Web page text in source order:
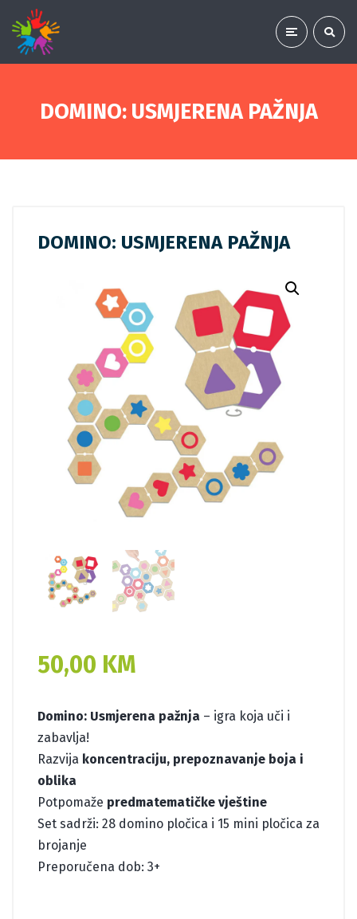
DOMINO: USMJERENA PAŽNJA
DOMINO: USMJERENA PAŽNJA
50,00 KM
Domino: Usmjerena pažnja – igra koja uči i
zabavlja!
Razvija koncentraciju, prepoznavanje boja i
oblika
Potpomaže predmatematičke vještine
Set sadrži: 28 domino pločica i 15 mini pločica za
brojanje
Preporučena dob: 3+